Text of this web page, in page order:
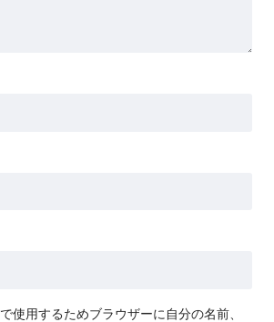
使用するためブラウザーに自分の名前、